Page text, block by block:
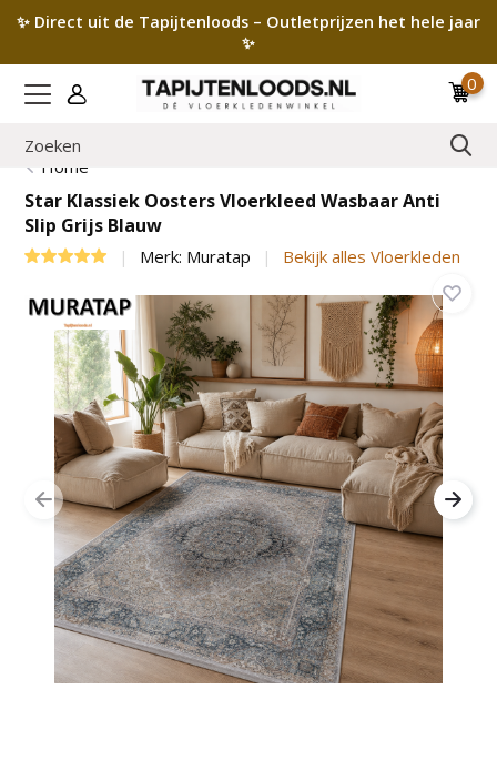
✨ Direct uit de Tapijtenloods – Outletprijzen het hele jaar
✨
0
Home
Star Klassiek Oosters Vloerkleed Wasbaar Anti
Slip Grijs Blauw
Merk: Muratap Bekijk alles Vloerkleden